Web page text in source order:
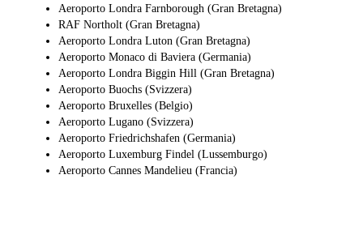
Aeroporto Londra Farnborough (Gran Bretagna)
RAF Northolt (Gran Bretagna)
Aeroporto Londra Luton (Gran Bretagna)
Aeroporto Monaco di Baviera (Germania)
Aeroporto Londra Biggin Hill (Gran Bretagna)
Aeroporto Buochs (Svizzera)
Aeroporto Bruxelles (Belgio)
Aeroporto Lugano (Svizzera)
Aeroporto Friedrichshafen (Germania)
Aeroporto Luxemburg Findel (Lussemburgo)
Aeroporto Cannes Mandelieu (Francia)